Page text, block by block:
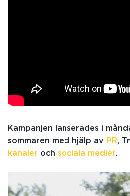
Kampanjen lanserades i
sommaren med hjälp av PR,
kanaler och sociala medier.